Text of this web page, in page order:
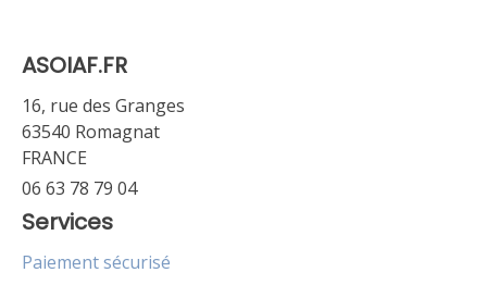
ASOIAF.FR
16, rue des Granges
63540 Romagnat
FRANCE
06 63 78 79 04
Services
Paiement sécurisé